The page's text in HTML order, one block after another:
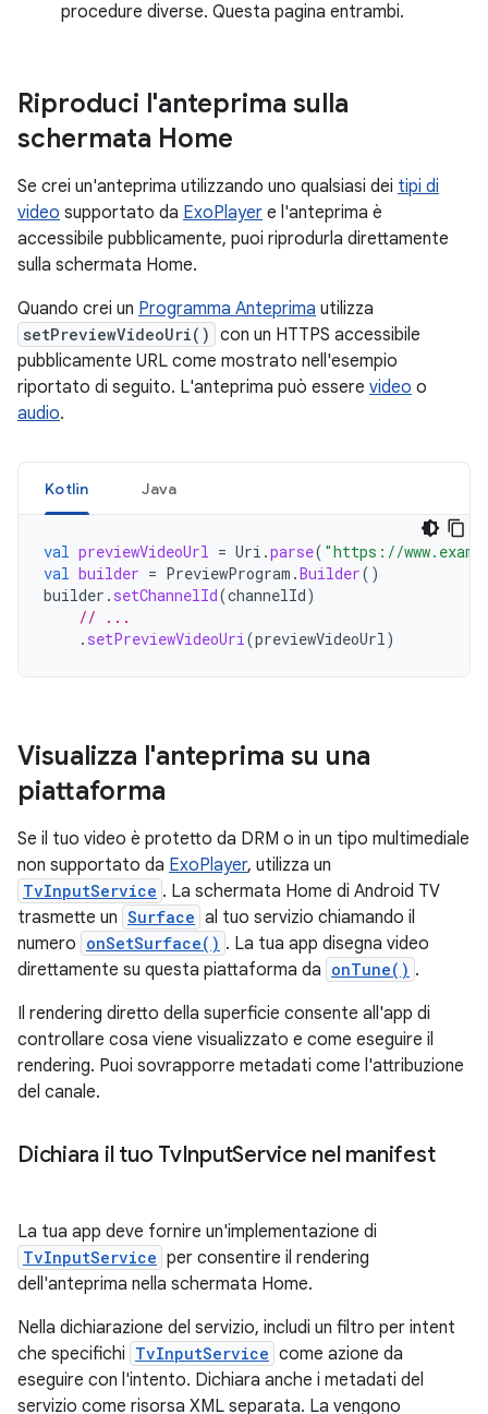
procedure diverse. Questa pagina entrambi.
Riproduci l'anteprima sulla
schermata Home
Se crei un'anteprima utilizzando uno qualsiasi dei tipi di
video supportato da ExoPlayer e l'anteprima è
accessibile pubblicamente, puoi riprodurla direttamente
sulla schermata Home.
Quando crei un Programma Anteprima utilizza
setPreviewVideoUri() con un HTTPS accessibile
pubblicamente URL come mostrato nell'esempio
riportato di seguito. L'anteprima può essere video o
audio.
Kotlin Java
val previewVideoUrl = Uri .parse( "https://
val builder = PreviewProgram .Builder()
builder . setChannelId(channelId)
// ...
. setPreviewVideoUri(previewVideoUrl)
Visualizza l'anteprima su una
piattaforma
Se il tuo video è protetto da DRM o in un tipo multimediale
non supportato da ExoPlayer, utilizza un
TvInputService . La schermata Home di Android TV
trasmette un Surface al tuo servizio chiamando il
numero onSetSurface() . La tua app disegna video
direttamente su questa piattaforma da onTune() .
Il rendering diretto della superficie consente all'app di
controllare cosa viene visualizzato e come eseguire il
rendering. Puoi sovrapporre metadati come l'attribuzione
del canale.
Dichiara il tuo TvInputService nel manifest
La tua app deve fornire un'implementazione di
TvInputService per consentire il rendering
dell'anteprima nella schermata Home.
Nella dichiarazione del servizio, includi un filtro per intent
che specifichi TvInputService come azione da
eseguire con l'intento. Dichiara anche i metadati del
servizio come risorsa XML separata. La vengono